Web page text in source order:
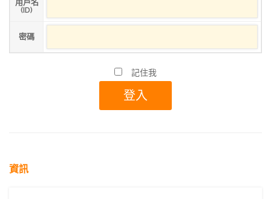
用戶名
(ID)
密碼
記住我
資訊